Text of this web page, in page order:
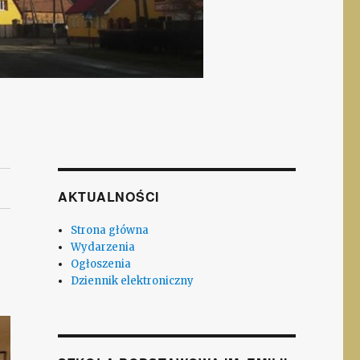
AKTUALNOŚCI
Strona główna
Wydarzenia
Ogłoszenia
Dziennik elektroniczny